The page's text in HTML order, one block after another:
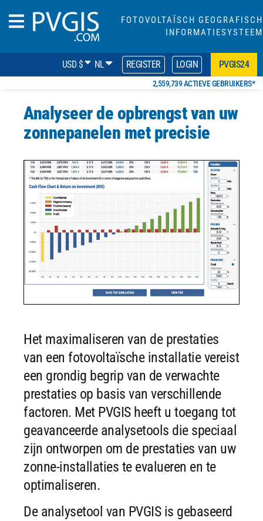
FOTOVOLTAÏSCH GEOGRAFISCH
INFORMATIESYSTEEM
USD $ NL REGISTER LOGIN PVGIS24
2,559,739 ACTIEVE GEBRUIKERS*
Analyseer de opbrengst van uw
zonnepanelen met precisie
Het maximaliseren van de prestaties
van een fotovoltaïsche installatie vereist
een grondig begrip van de verwachte
prestaties op basis van verschillende
factoren. Met PVGIS heeft u toegang tot
geavanceerde analysetools die speciaal
zijn ontworpen om de prestaties van uw
zonne-installaties te evalueren en te
optimaliseren.
De analysetool van PVGIS is gebaseerd